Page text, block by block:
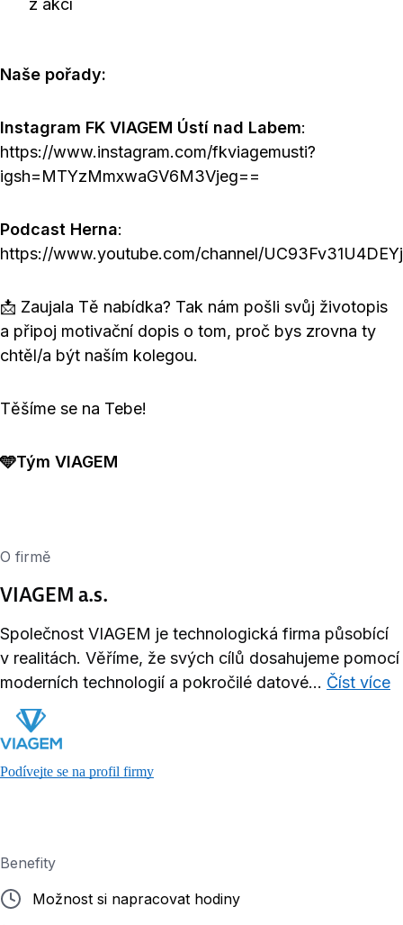
z akcí
Naše pořady:
Instagram FK VIAGEM Ústí nad Labem:
https://www.instagram.com/fkviagemusti?
igsh=MTYzMmxwaGV6M3Vjeg==
Podcast Herna:
https://www.youtube.com/channel/
📩 Zaujala Tě nabídka? Tak nám pošli svůj životopis
a připoj motivační dopis o tom, proč bys zrovna ty
chtěl/a být naším kolegou.
Těšíme se na Tebe!
🩵Tým VIAGEM
O firmě
VIAGEM a.s.
Společnost VIAGEM je technologická firma působící
v realitách. Věříme, že svých cílů dosahujeme pomocí
moderních technologií a pokročilé datové... Číst více
Podívejte se na profil firmy
Benefity
Možnost si napracovat hodiny